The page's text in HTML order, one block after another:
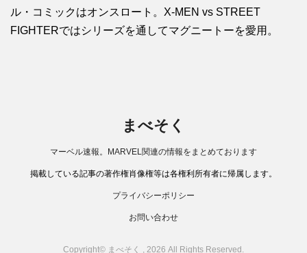
ル・コミックはオンスロート。X-MEN vs STREET
FIGHTERではシリーズを通してマグニートーを愛用。
まべそく
マーベル速報。MARVEL関連の情報をまとめております
掲載している記事の著作権肖像権等は各権利所有者に帰属します。
プライバシーポリシー
お問い合わせ
Copyright© まべそく , 2026 All Rights Reserved.